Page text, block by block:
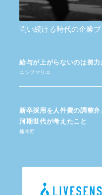
問い続ける時代の企業
給与が​上がらないのは​努
ニシブマリエ
新卒採用を​人件費の​調整
河期世代が​考えた​こと
楠本匠